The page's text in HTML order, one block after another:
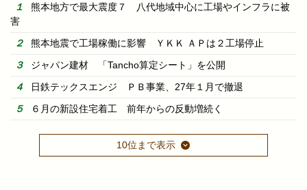
熊本地方で最大震度７ 八代地域中心に工場やインフラに被
害
熊本地震で工場稼働に影響 ＹＫＫ ＡＰは２工場停止
ジャパン建材 「Tancho算定シート」を公開
日鉄テックスエンジ ＰＢ事業、27年１月で撤退
６月の新設住宅着工 前年からの反動増続く
10位まで表示